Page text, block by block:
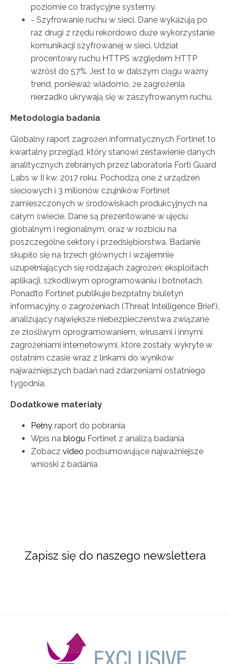
poziomie co tradycyjne systemy.
- Szyfrowanie ruchu w sieci. Dane wykazują po
raz drugi z rzędu rekordowo duże wykorzystanie
komunikacji szyfrowanej w sieci. Udział
procentowy ruchu HTTPS względem HTTP
wzrósł do 57%. Jest to w dalszym ciągu ważny
trend, ponieważ wiadomo, że zagrożenia
nierzadko ukrywają się w zaszyfrowanym ruchu.
Metodologia badania
Globalny raport zagrożeń informatycznych Fortinet to
kwartalny przegląd, który stanowi zestawienie danych
analitycznych zebranych przez laboratoria Forti Guard
Labs w II kw. 2017 roku. Pochodzą one z urządzeń
sieciowych i 3 milionów czujników Fortinet
zamieszczonych w środowiskach produkcyjnych na
całym świecie. Dane są prezentowane w ujęciu
globalnym i regionalnym, oraz w rozbiciu na
poszczególne sektory i przedsiębiorstwa. Badanie
skupiło się na trzech głównych i wzajemnie
uzupełniających się rodzajach zagrożeń: eksploitach
aplikacji, szkodliwym oprogramowaniu i botnetach.
Ponadto Fortinet publikuje bezpłatny biuletyn
informacyjny o zagrożeniach (Threat Intelligence Brief),
analizujący największe niebezpieczeństwa związane
ze złośliwym oprogramowaniem, wirusami i innymi
zagrożeniami internetowymi, które zostały wykryte w
ostatnim czasie wraz z linkami do wyników
najważniejszych badań nad zdarzeniami ostatniego
tygodnia.
Dodatkowe materiały
Pełny raport do pobrania
Wpis na blogu Fortinet z analizą badania
Zobacz video podsumowujące najważniejsze
wnioski z badania
Zapisz się do naszego newslettera